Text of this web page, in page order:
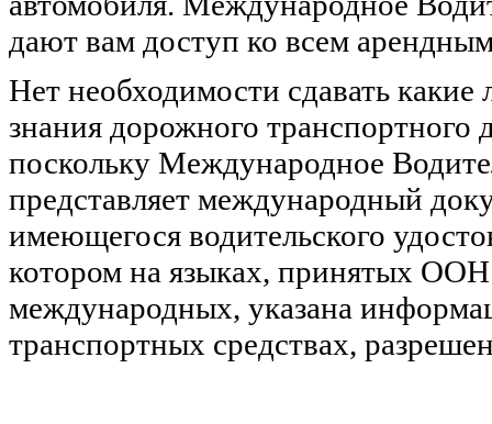
дают вам доступ ко всем
Нет необходимости сдавать
знания дорожного транспортного
поскольку Международное
представляет международный
имеющегося водительского
котором на языках, принятых ООН
международных, указана
транспортных средствах,